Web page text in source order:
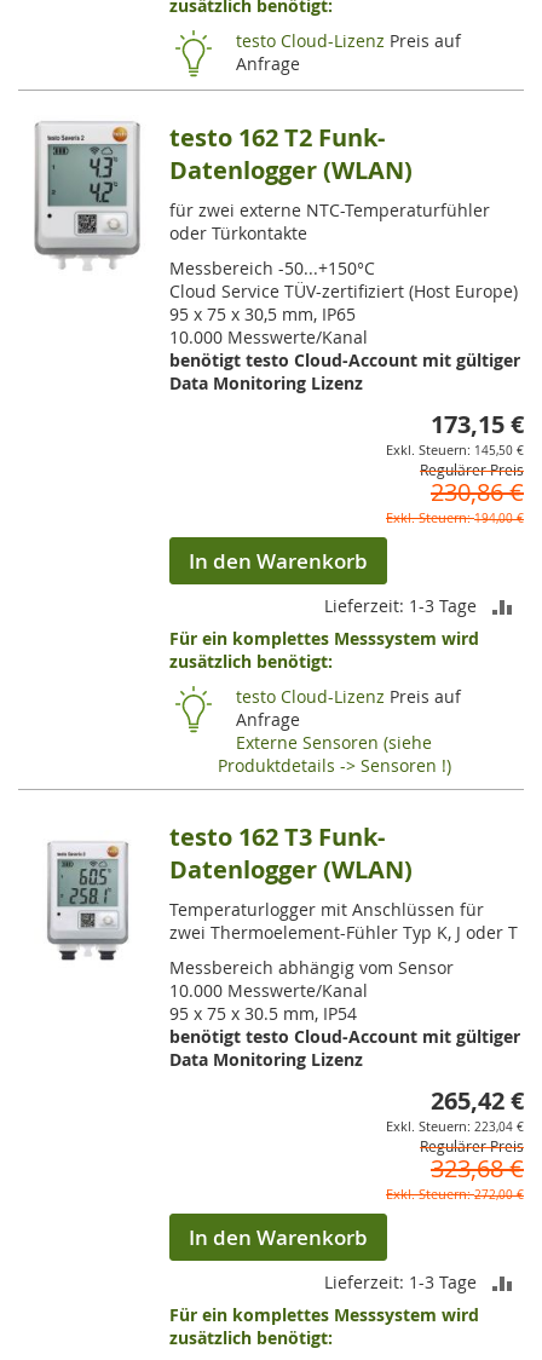
zusätzlich benötigt:
testo Cloud-Lizenz Preis auf
Anfrage
testo 162 T2 Funk-
Datenlogger (WLAN)
für zwei externe NTC-Temperaturfühler
oder Türkontakte
Messbereich -50...+150°C
Cloud Service TÜV-zertifiziert (Host Europe)
95 x 75 x 30,5 mm, IP65
10.000 Messwerte/Kanal
benötigt testo Cloud-Account mit gültiger
Data Monitoring Lizenz
173,15 €
145,50 €
Regulärer Preis
230,86 €
194,00 €
In den Warenkorb
Lieferzeit: 1-3 Tage
Für ein komplettes Messsystem wird
zusätzlich benötigt:
testo Cloud-Lizenz Preis auf
Anfrage
Externe Sensoren (siehe
Produktdetails -> Sensoren !)
testo 162 T3 Funk-
Datenlogger (WLAN)
Temperaturlogger mit Anschlüssen für
zwei Thermoelement-Fühler Typ K, J oder T
Messbereich abhängig vom Sensor
10.000 Messwerte/Kanal
95 x 75 x 30.5 mm, IP54
benötigt testo Cloud-Account mit gültiger
Data Monitoring Lizenz
265,42 €
223,04 €
Regulärer Preis
323,68 €
272,00 €
In den Warenkorb
Lieferzeit: 1-3 Tage
Für ein komplettes Messsystem wird
zusätzlich benötigt: